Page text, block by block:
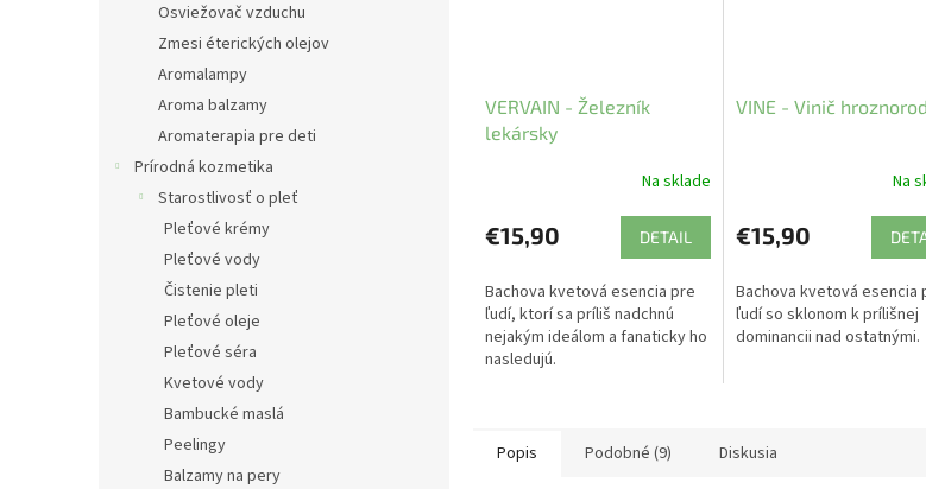
Osviežovač vzduchu
Zmesi éterických olejov
Aromalampy
Aroma balzamy
Aromaterapia pre deti
Prírodná kozmetika
Starostlivosť o pleť
Pleťové krémy
Pleťové vody
Čistenie pleti
Pleťové oleje
Pleťové séra
Kvetové vody
Bambucké maslá
Peelingy
Balzamy na pery
VERVAIN - Železník
lekársky
Na sklade
€15,90 DETAIL
Bachova kvetová esencia pre
ľudí, ktorí sa príliš nadchnú
nejakým ideálom a fanaticky ho
nasledujú.
VINE - Vinič
Na
€15,90
Bachova kvetová esencia
ľudí so sklonom k prílišnej
dominancii nad ostatnými.
Popis Podobné (9) Diskusia